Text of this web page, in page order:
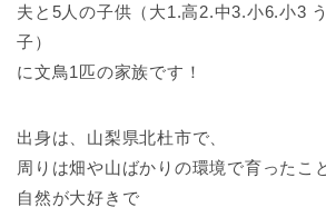
夫と5人の子供（大1.高2.中3.小6.小3
子）
に文鳥1匹の家族です！
出身は、山梨県北杜市で、
周りは畑や山ばかりの環境で育ったこ
自然が大好きで